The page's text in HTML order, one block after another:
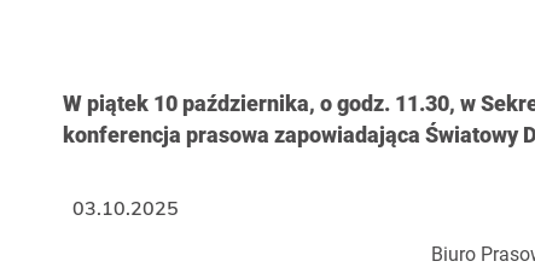
W piątek 10 października, o godz. 11.30, w
konferencja prasowa zapowiadająca Światowy
Biuro
03.10.2025